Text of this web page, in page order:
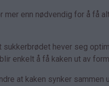
enn nødvendig for å få
hever seg
enkelt å få kaken ut av
at kaken synker sammen